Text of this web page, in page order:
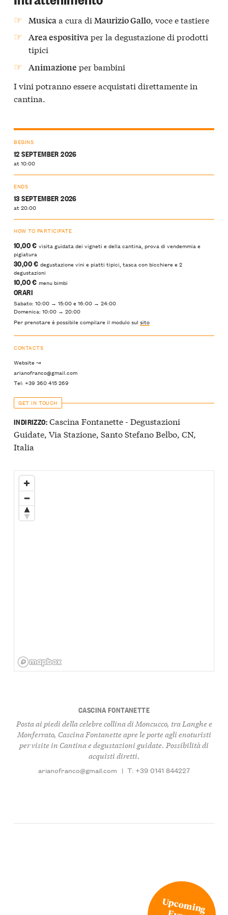
Musicaa cura di Maurizio Gallo, voce e tastiere
Area espositivaper la degustazione di prodotti
tipici
Animazione per bambini
I vini potranno essere acquistati direttamente in
cantina.
BEGINS
12 SEPTEMBER 2026
at 10:00
ENDS
13 SEPTEMBER 2026
at 20:00
HOW TO PARTICIPATE
10,00 € visita guidata dei vigneti e della cantina, prova di vendemmia e
pigiatura
30,00 € degustazione vini e piatti tipici, tasca con bicchiere e 2
degustazioni
10,00 € menu bimbi
ORARI
Sabato: 10:00 → 15:00 e 16:00 → 24:00
Domenica: 10:00 → 20:00
Per prenotare è possibile compilare il modulo sul sito
CONTACTS
Website ↝
arianofranco@gmail.com
Tel: +39 360 415 269
GET IN TOUCH
INDIRIZZO:Cascina Fontanette - Degustazioni
Guidate, Via Stazione, Santo Stefano Belbo, CN,
Italia
CASCINA FONTANETTE
Posta ai piedi della celebre collina di Moncucco, tra Langhe e
Monferrato, Cascina Fontanette apre le porte agli enoturisti
per visite in Cantina e degustazioni guidate. Possibilità di
acquisti diretti.
arianofranco@gmail.com | T: +39 0141 844227
Upcoming